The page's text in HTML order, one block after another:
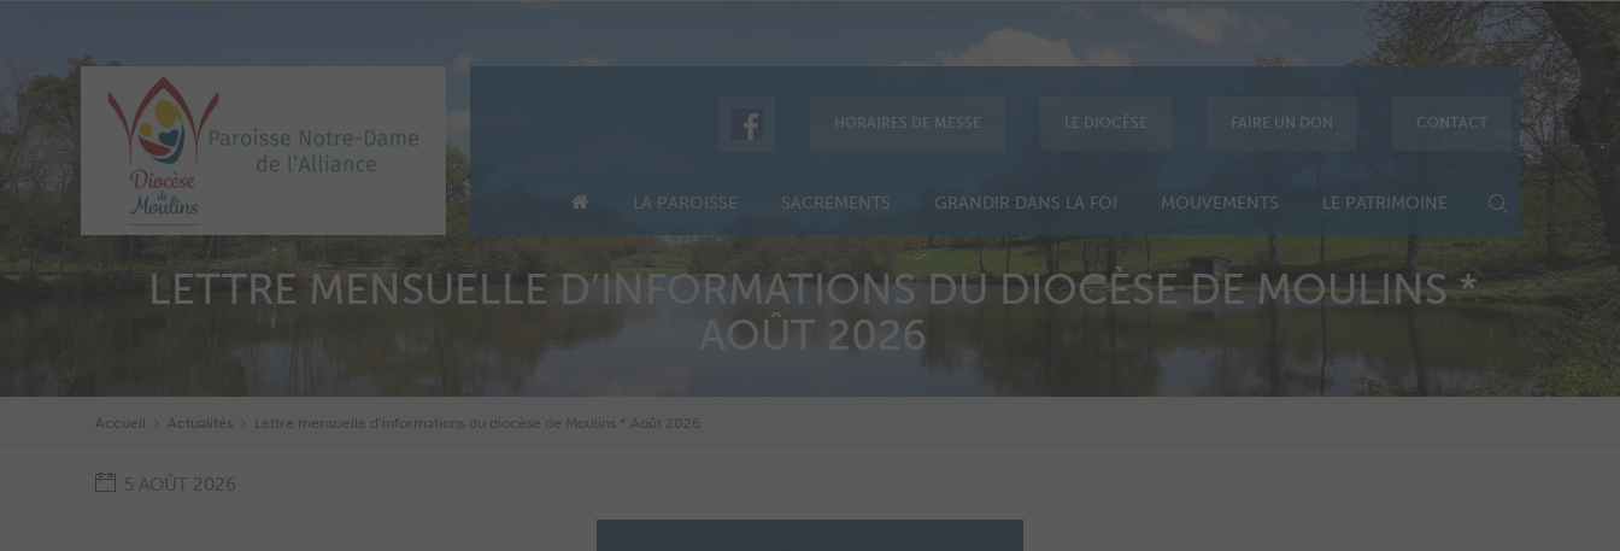
HORAIRES DE MESSE LE DIOCÈSE FAIRE UN DON CONTACT
LA PAROISSE SACREMENTS GRANDIR DANS LA FOI MOUVEMENTS LE PATRIMOINE
LETTRE MENSUELLE D’INFORMATIONS DU DIOCÈSE DE MOULINS *
AOÛT 2026
Accueil Actualités Lettre mensuelle d’informations du diocèse de Moulins * Août 2026
5 AOÛT 2026